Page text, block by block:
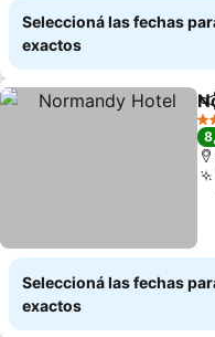
Seleccioná las fechas
exactos
3
Seleccioná las fechas
exactos